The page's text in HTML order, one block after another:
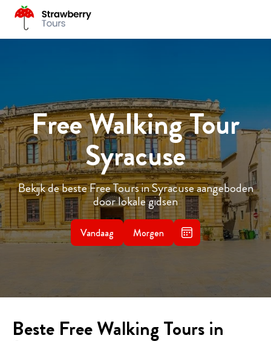
Free Walking Tour
Syracuse
Bekijk de beste Free Tours in Syracuse aangeboden
door lokale gidsen
Vandaag Morgen
Beste Free Walking Tours in